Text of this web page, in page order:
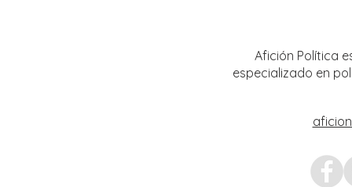
Afición Política
especializado en